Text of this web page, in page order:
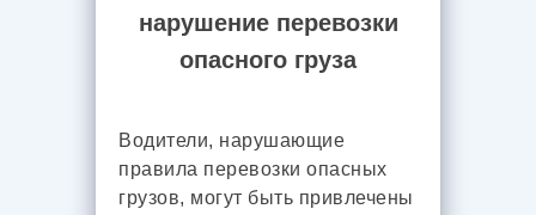
нарушение перевозки
опасного груза
Водители, нарушающие
правила перевозки опасных
грузов, могут быть привлечены